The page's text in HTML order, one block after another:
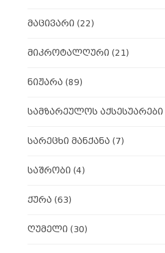
მაცივარი (22)
მიკროტალღური (21)
ნიჟარა (89)
სამზარეულოს აქსესუარები
სარეცხი მანქანა (7)
საშრობი (4)
ქურა (63)
ღუმელი (30)